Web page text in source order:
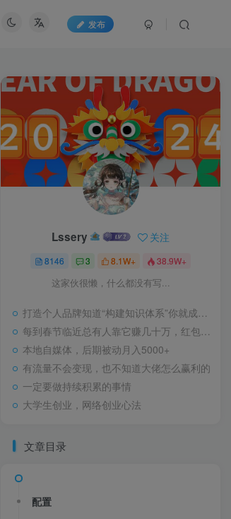
发布
Lssery 关注
8146 3 8.1W+ 38.9W+
这家伙很懒，什么都没有写...
打造个人品牌知道“构建知识体系”你就成功了一半
每到春节临近总有人靠它赚几十万，红包封面玩法拆解！
本地自媒体，后期被动月入5000+
有流量不会变现，也不知道大佬怎么赢利的
一定要做持续积累的事情
大学生创业，网络创业心法
文章目录
配置